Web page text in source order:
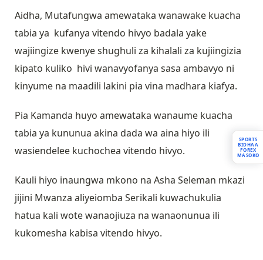
Aidha, Mutafungwa amewataka wanawake kuacha
tabia ya kufanya vitendo hivyo badala yake
wajiingize kwenye shughuli za kihalali za kujiingizia
kipato kuliko hivi wanavyofanya sasa ambavyo ni
kinyume na maadili lakini pia vina madhara kiafya.
Pia Kamanda huyo amewataka wanaume kuacha
tabia ya kununua akina dada wa aina hiyo ili
wasiendelee kuchochea vitendo hivyo.
Kauli hiyo inaungwa mkono na Asha Seleman mkazi
jijini Mwanza aliyeiomba Serikali kuwachukulia
hatua kali wote wanaojiuza na wanaonunua ili
kukomesha kabisa vitendo hivyo.
SPORTS
BIDHAA
FOREX
MASOKO